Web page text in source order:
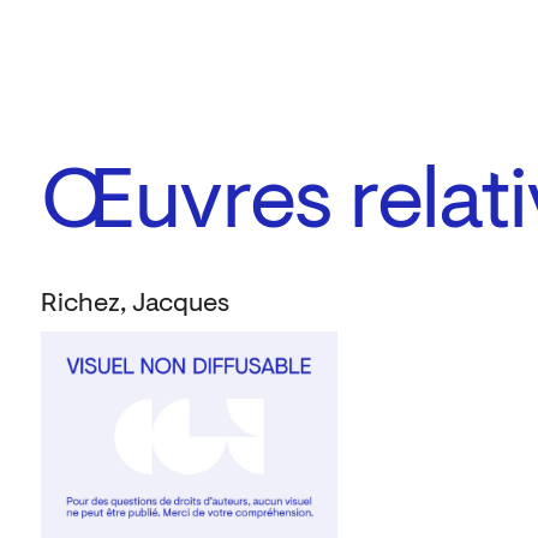
Œuvres
Richez, Jacques